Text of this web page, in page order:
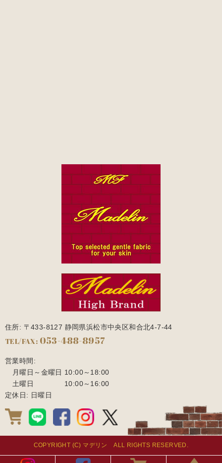
住所: 〒433-8127 静岡県浜松市中央区和合北4-7-44
TEL/FAX: 053-488-8957
営業時間:
月曜日～金曜日 10:00～18:00
土曜日
10:00～16:00
定休日: 日曜日
COPYRIGHT (C) マデリン ALL RIGHTS RESERVED.